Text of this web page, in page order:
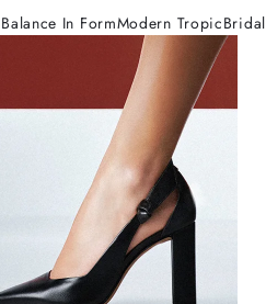
Balance In FormModern TropicBridal